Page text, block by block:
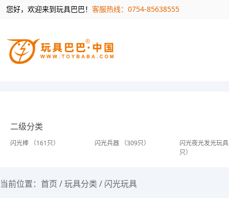
您好，欢迎来到玩具巴巴！ 客服热线：0754-85638555
二级分类
闪光棒 （161只） 闪光兵器 （309只）
闪光夜光发光玩
只）
当前位置： 首页 /玩具分类 / 闪光玩具